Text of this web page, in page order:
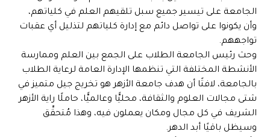
الجامعة على تيسير جميع سبل تلقيهم العلم في كلياتهم،
وأن يكونوا على تواصل دائم مع إدارة كلياتهم لتذليل أي عقبات
تواجههم.
وحث رئيس الجامعة الطلاب على الجمع بين العلم وممارسة
الأنشطة المختلفة التي تنظمها الإدارة العامة لرعاية الطلاب
بالجامعة، لافتًا أن هدف جامعة الأزهر هو تخريج جيل متميز في
شتى مجالات العلوم والثقافة، محليًّا وعالميًّا، حاملًا راية الأزهر
الشريف في كل مجال ومكان يعملون فيه، وهذا مُتحقِّق
وسيظل باقيًا أبد الدهر.